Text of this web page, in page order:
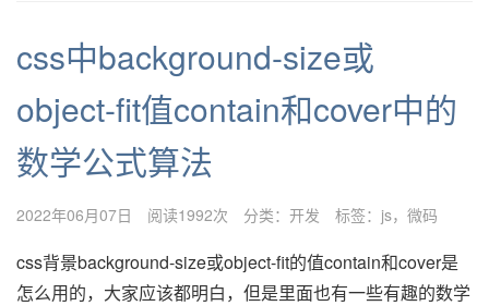
css中background-size或
object-fit值contain和cover中的
数学公式算法
2022年06月07日 阅读1992次 分类： 开发 标签： js 微码
css背景background-size或object-fit的值contain和cover是
怎么用的，大家应该都明白，但是里面也有一些有趣的数学